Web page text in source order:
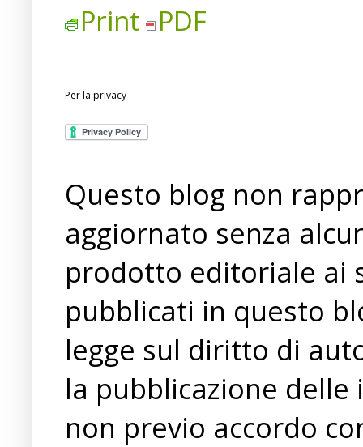
Print PDF
Per la privacy
Questo blog non
aggiornato senza
prodotto editoriale ai
pubblicati in questo
legge sul diritto di
la pubblicazione
non previo accordo